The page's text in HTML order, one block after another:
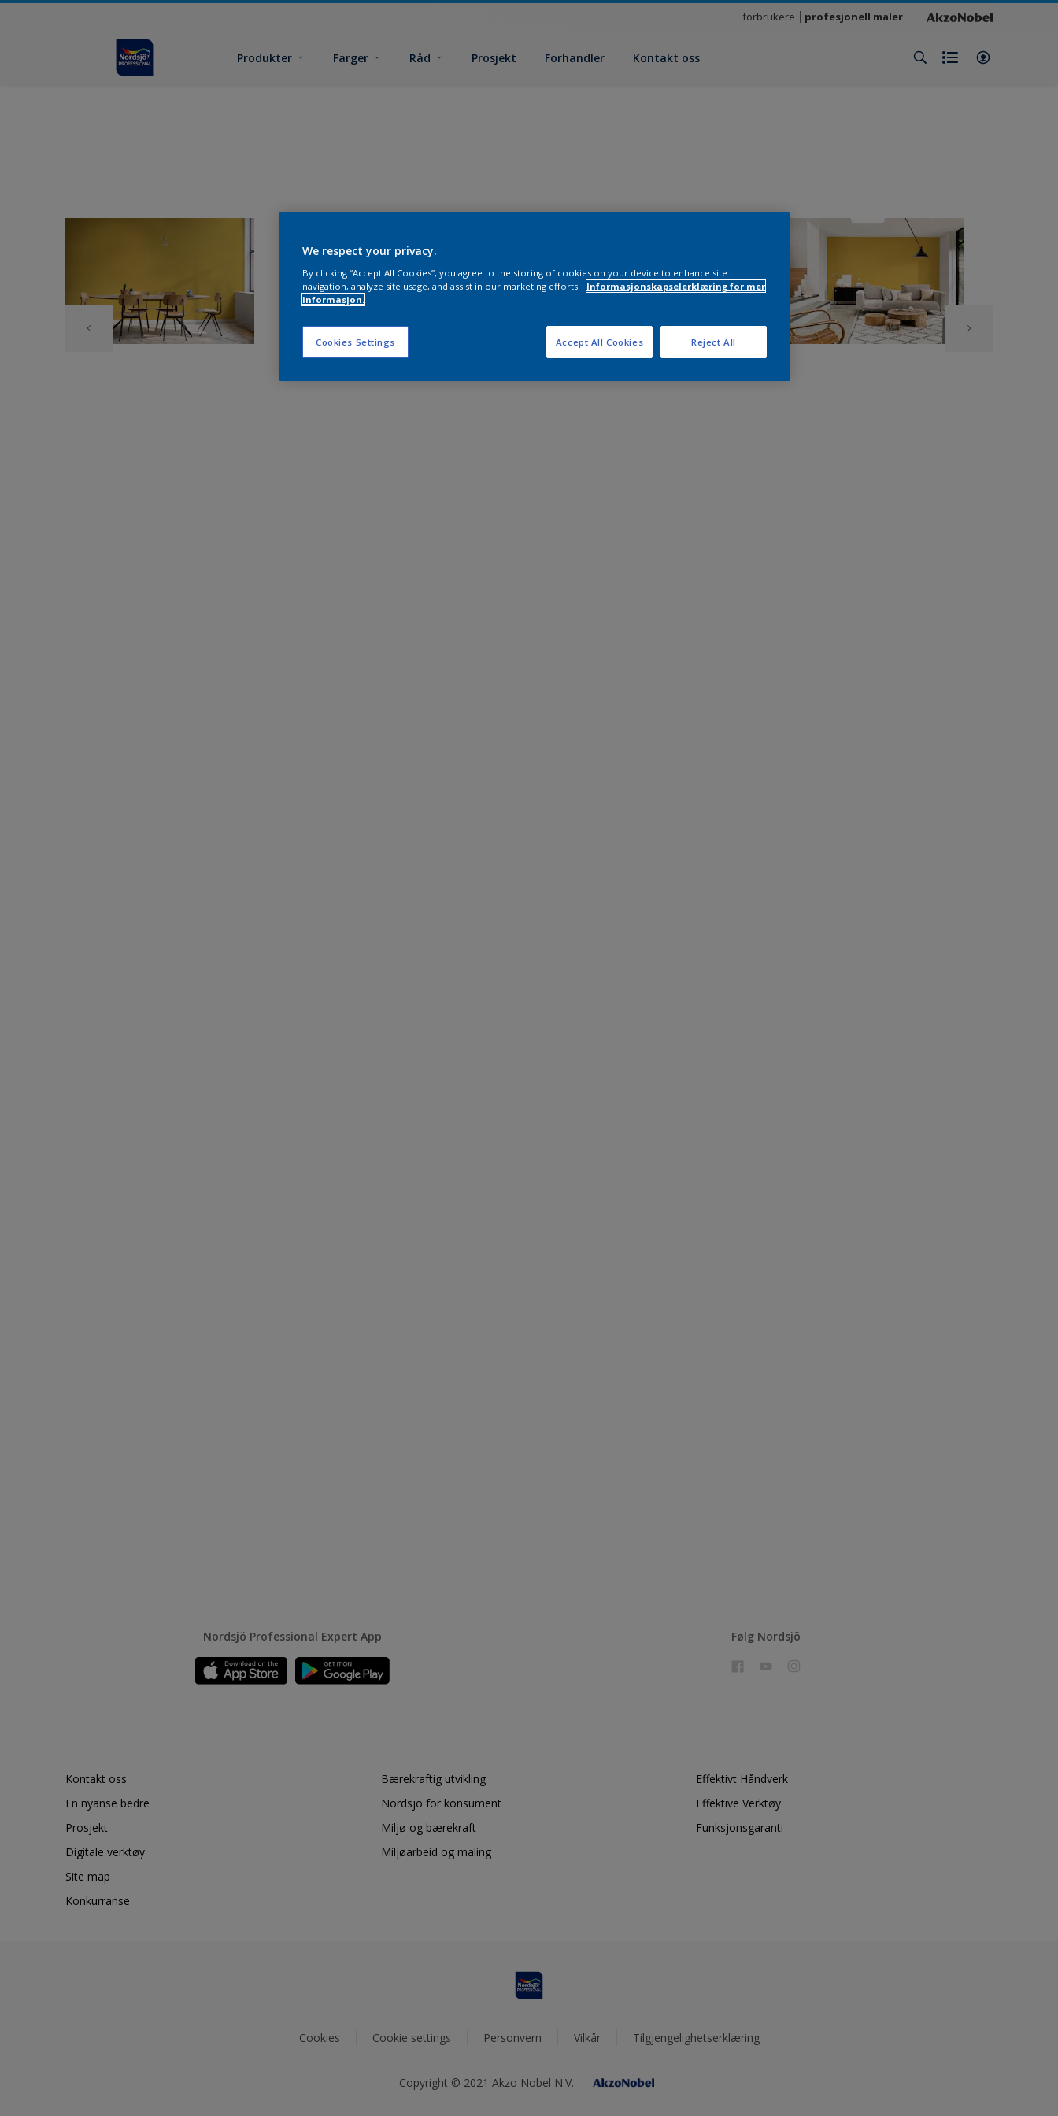
forbrukere profesjonell maler
Produkter Farger Råd Prosjekt Forhandler Kontakt oss
Nordsjö Professional Expert App Følg Nordsjö
Kontakt oss
En nyanse bedre
Prosjekt
Digitale verktøy
Site map
Konkurranse
Bærekraftig utvikling
Nordsjö for konsument
Miljø og bærekraft
Miljøarbeid og maling
Effektivt Håndverk
Effektive Verktøy
Funksjonsgaranti
Cookies Cookie settings Personvern Vilkår Tilgjengelighetserklæring
Copyright © 2021 Akzo Nobel N.V.
We respect your privacy.
By clicking “Accept All Cookies”, you agree to the storing of cookies on your device to enhance site
navigation, analyze site usage, and assist in our marketing efforts.
Informasjonskapselerklæring for mer
informasjon.
Cookies Settings Reject All
Accept All Cookies